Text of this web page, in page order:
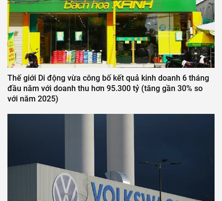
Thế giới Di động vừa công bố kết quả kinh doanh 6 tháng
đầu năm với doanh thu hơn 95.300 tỷ (tăng gần 30% so
với năm 2025)